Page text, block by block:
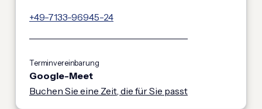
+49-7133-96945-24
Terminvereinbarung
Google-Meet
Buchen Sie eine Zeit, die für Sie passt